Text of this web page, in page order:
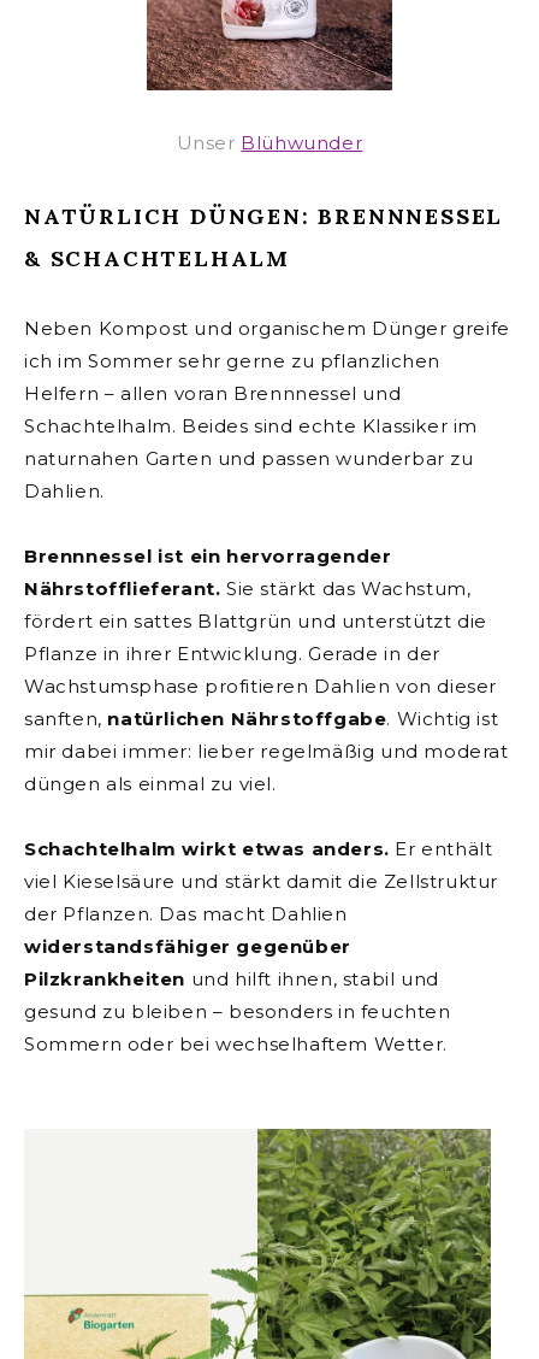
Unser Blühwunder
NATÜRLICH DÜNGEN: BRENNNESSEL
& SCHACHTELHALM
Neben Kompost und organischem Dünger greife
ich im Sommer sehr gerne zu pflanzlichen
Helfern – allen voran Brennnessel und
Schachtelhalm. Beides sind echte Klassiker im
naturnahen Garten und passen wunderbar zu
Dahlien.
Brennnessel ist ein hervorragender
Nährstofflieferant. Sie stärkt das Wachstum,
fördert ein sattes Blattgrün und unterstützt die
Pflanze in ihrer Entwicklung. Gerade in der
Wachstumsphase profitieren Dahlien von dieser
sanften, natürlichen Nährstoffgabe. Wichtig ist
mir dabei immer: lieber regelmäßig und moderat
düngen als einmal zu viel.
Schachtelhalm wirkt etwas anders. Er enthält
viel Kieselsäure und stärkt damit die Zellstruktur
der Pflanzen. Das macht Dahlien
widerstandsfähiger gegenüber
Pilzkrankheiten und hilft ihnen, stabil und
gesund zu bleiben – besonders in feuchten
Sommern oder bei wechselhaftem Wetter.